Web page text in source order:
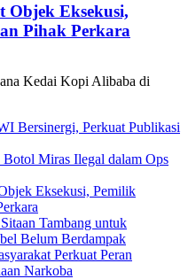
Objek Eksekusi,
Pihak Perkara
Kedai Kopi Alibaba di
Bersinergi, Perkuat Publikasi
Botol Miras Ilegal dalam Ops
Eksekusi, Pemilik
Tambang untuk
Belum Berdampak
Perkuat Peran
Narkoba